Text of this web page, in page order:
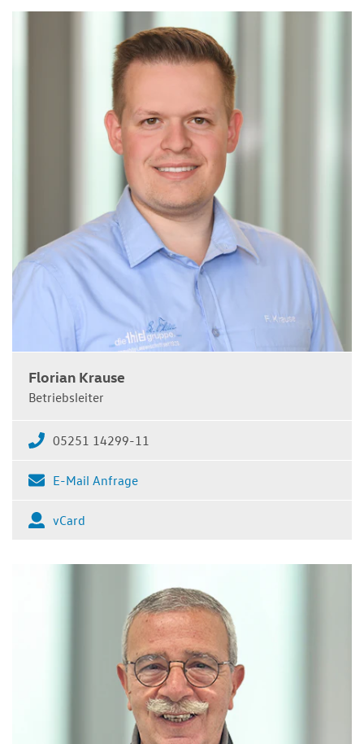
Florian Krause
Betriebsleiter
05251 14299-11
E-Mail Anfrage
vCard